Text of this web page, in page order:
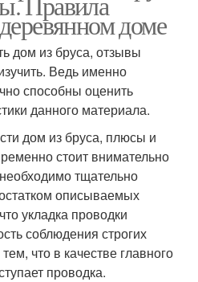
доме
дом из бруса, отзывы
Ведь именно
способны оценить
данного материала.
дом из бруса, плюсы и
стоит внимательно
тщательно
описываемых
укладка проводки
соблюдения строгих
что в качестве главного
проводка.